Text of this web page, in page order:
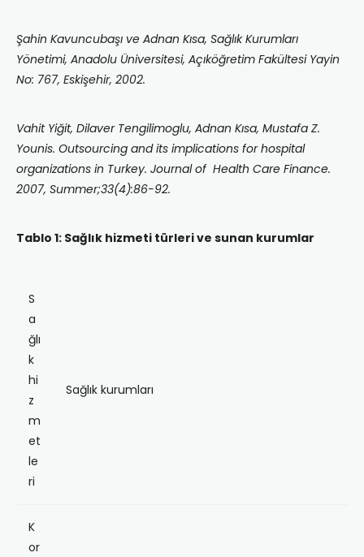
Şahin Kavuncubaşı ve Adnan Kısa, Sağlık Kurumları
Yönetimi, Anadolu Üniversitesi, Açıköğretim Fakültesi Yayin
No: 767, Eskişehir, 2002.
Vahit Yiğit, Dilaver Tengilimoglu, Adnan Kısa, Mustafa Z.
Younis. Outsourcing and its implications for hospital
organizations in Turkey. Journal of Health Care Finance.
2007, Summer;33(4):86-92.
Tablo 1: Sağlık hizmeti türleri ve sunan kurumlar
S
a
ğlı
k
hi
z
m
et
le
ri
Sağlık kurumları
K
or